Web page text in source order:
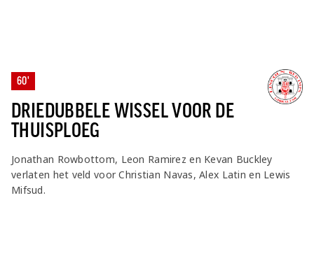
60'
DRIEDUBBELE WISSEL VOOR DE
THUISPLOEG
Jonathan Rowbottom, Leon Ramirez en Kevan Buckley
verlaten het veld voor Christian Navas, Alex Latin en Lewis
Mifsud.